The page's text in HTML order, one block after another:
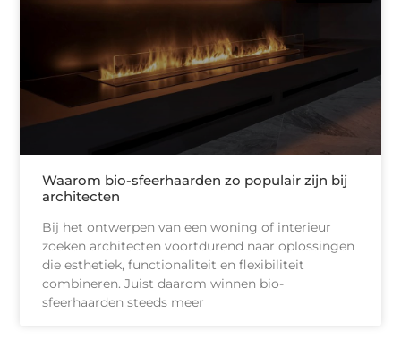
Waarom bio-sfeerhaarden zo populair zijn bij
architecten
Bij het ontwerpen van een woning of interieur
zoeken architecten voortdurend naar oplossingen
die esthetiek, functionaliteit en flexibiliteit
combineren. Juist daarom winnen bio-
sfeerhaarden steeds meer